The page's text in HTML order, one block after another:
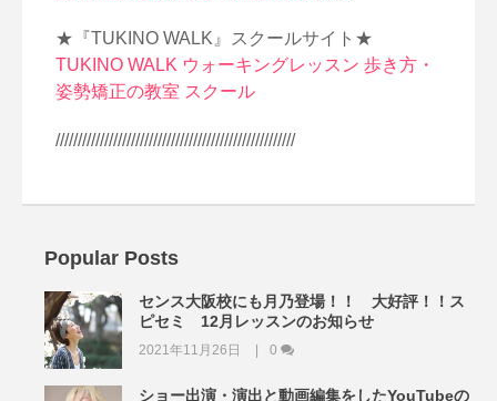
★『TUKINO WALK』スクールサイト★
TUKINO WALK ウォーキングレッスン 歩き方・
姿勢矯正の教室 スクール
//////////////////////////////////////////////////////
Popular Posts
センス大阪校にも月乃登場！！ 大好評！！ス
ピセミ 12月レッスンのお知らせ
2021年11月26日 0
ショー出演・演出と動画編集をしたYouTubeの